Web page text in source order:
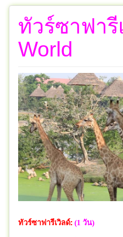
ทัวร์ซาฟารี
World
ทัวร์ซาฟารีเวิลด์: (1 วัน)